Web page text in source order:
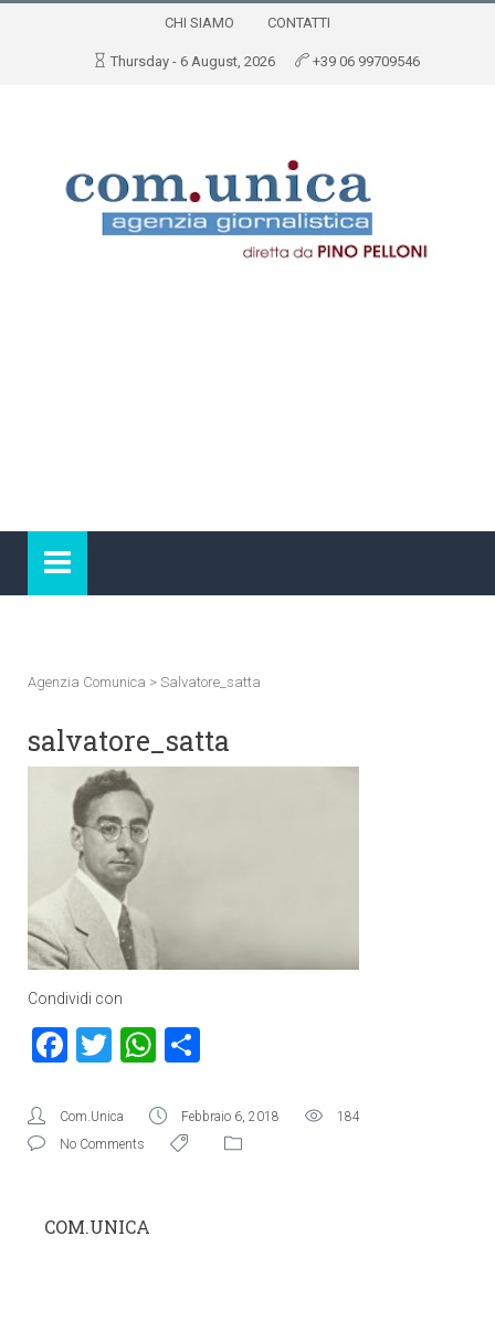
CHI SIAMO CONTATTI
Thursday - 6 August, 2026 +39 06 99709546
Agenzia Comunica > Salvatore_satta
salvatore_satta
Condividi con
Facebook
TwitterWhatsApp
Com.Unica Febbraio 6, 2018
184
No Comments
COM.UNICA